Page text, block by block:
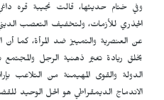
وفي ختام حديثها، قالت نجيبة قره
الجذري للأزمات، ولتخفيف التعصب
عن العنصرية والتمييز ضد المرأة، كما أن
يخلق ريادة تغيّر ذهنية الرجل
الدولة والقوى المهيمنة من التلاعب
الاندماج الديمقراطي هو الحل الوحيد